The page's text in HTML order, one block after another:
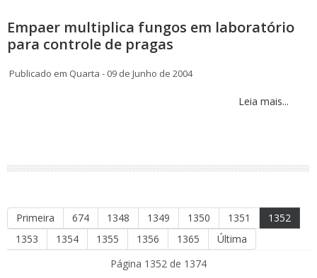
Empaer multiplica fungos em laboratório
para controle de pragas
Publicado em Quarta - 09 de Junho de 2004
Leia mais...
Primeira 674 1348 1349 1350 1351
1352
1353
1354 1355 1356 1365
Última
Página 1352 de 1374